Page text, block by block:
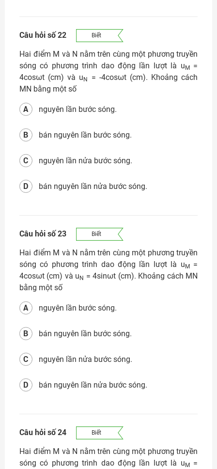
Câu hỏi số 22 Biết
Hai điểm M và N nằm trên cùng một phương truyền
sóng có phương trình dao động lần lượt là u M=
4cosωt (cm) và u N
= -4cosωt (cm). Khoảng cách
MN bằng một số
nguyên lần bước sóng.
A
bán nguyên lần bước sóng.
B
nguyên lần nửa bước sóng.
C
bán nguyên lần nửa bước sóng.
D
Câu hỏi số 23 Biết
Hai điểm M và N nằm trên cùng một phương truyền
sóng có phương trình dao động lần lượt là u M=
4cosωt (cm) và u N = 4sinωt (cm). Khoảng cách MN
bằng một số
nguyên lần bước sóng.
A
bán nguyên lần bước sóng.
B
nguyên lần nửa bước sóng.
C
bán nguyên lần nửa bước sóng.
D
Câu hỏi số 24 Biết
Hai điểm M và N nằm trên cùng một phương truyền
sóng có phương trình dao động lần lượt là u M=